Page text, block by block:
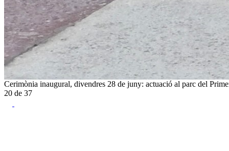
Cerimònia inaugural, divendres 28 de juny: actuació al parc del
20 de 37